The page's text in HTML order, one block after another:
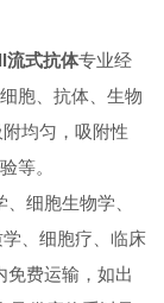
流式抗体专业经
胞、抗体、生物
均匀，吸附性
等。
细胞生物学、
、细胞疗、临床
免费运输，如出